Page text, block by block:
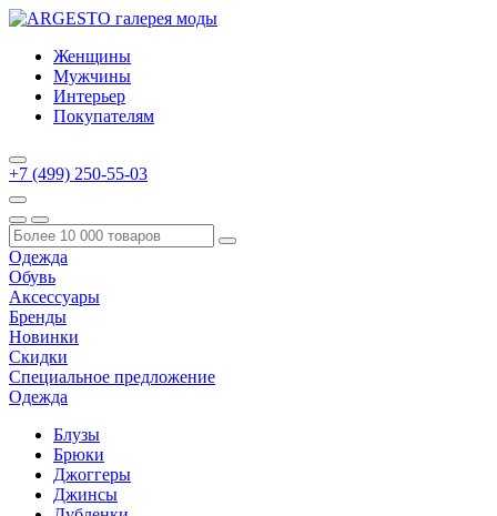
Женщины
Мужчины
Интерьер
Покупателям
+7 (499) 250-55-03
Одежда
Обувь
Аксессуары
Бренды
Новинки
Скидки
Специальное предложение
Одежда
Блузы
Брюки
Джоггеры
Джинсы